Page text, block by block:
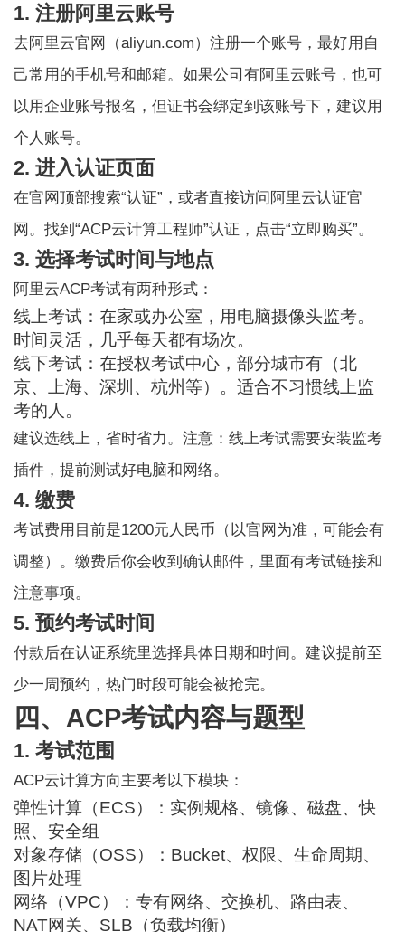
1. 注册阿里云账号
去阿里云官网（aliyun.com）注册一个账号，最好用自
己常用的手机号和邮箱。如果公司有阿里云账号，也可
以用企业账号报名，但证书会绑定到该账号下，建议用
个人账号。
2. 进入认证页面
在官网顶部搜索“认证”，或者直接访问阿里云认证官
网。找到“ACP云计算工程师”认证，点击“立即购买”。
3. 选择考试时间与地点
阿里云ACP考试有两种形式：
线上考试：在家或办公室，用电脑摄像头监考。
时间灵活，几乎每天都有场次。
线下考试：在授权考试中心，部分城市有（北
京、上海、深圳、杭州等）。适合不习惯线上监
考的人。
建议选线上，省时省力。注意：线上考试需要安装监考
插件，提前测试好电脑和网络。
4. 缴费
考试费用目前是1200元人民币（以官网为准，可能会有
调整）。缴费后你会收到确认邮件，里面有考试链接和
注意事项。
5. 预约考试时间
付款后在认证系统里选择具体日期和时间。建议提前至
少一周预约，热门时段可能会被抢完。
四、ACP考试内容与题型
1. 考试范围
ACP云计算方向主要考以下模块：
弹性计算（ECS）：实例规格、镜像、磁盘、快
照、安全组
对象存储（OSS）：Bucket、权限、生命周期、
图片处理
网络（VPC）：专有网络、交换机、路由表、
NAT网关、SLB（负载均衡）